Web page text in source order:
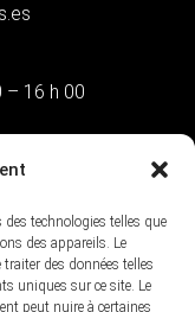
technologies telles que
des appareils. Le
des données telles
uniques sur ce site. Le
peut nuire à certaines
– 16 h 00